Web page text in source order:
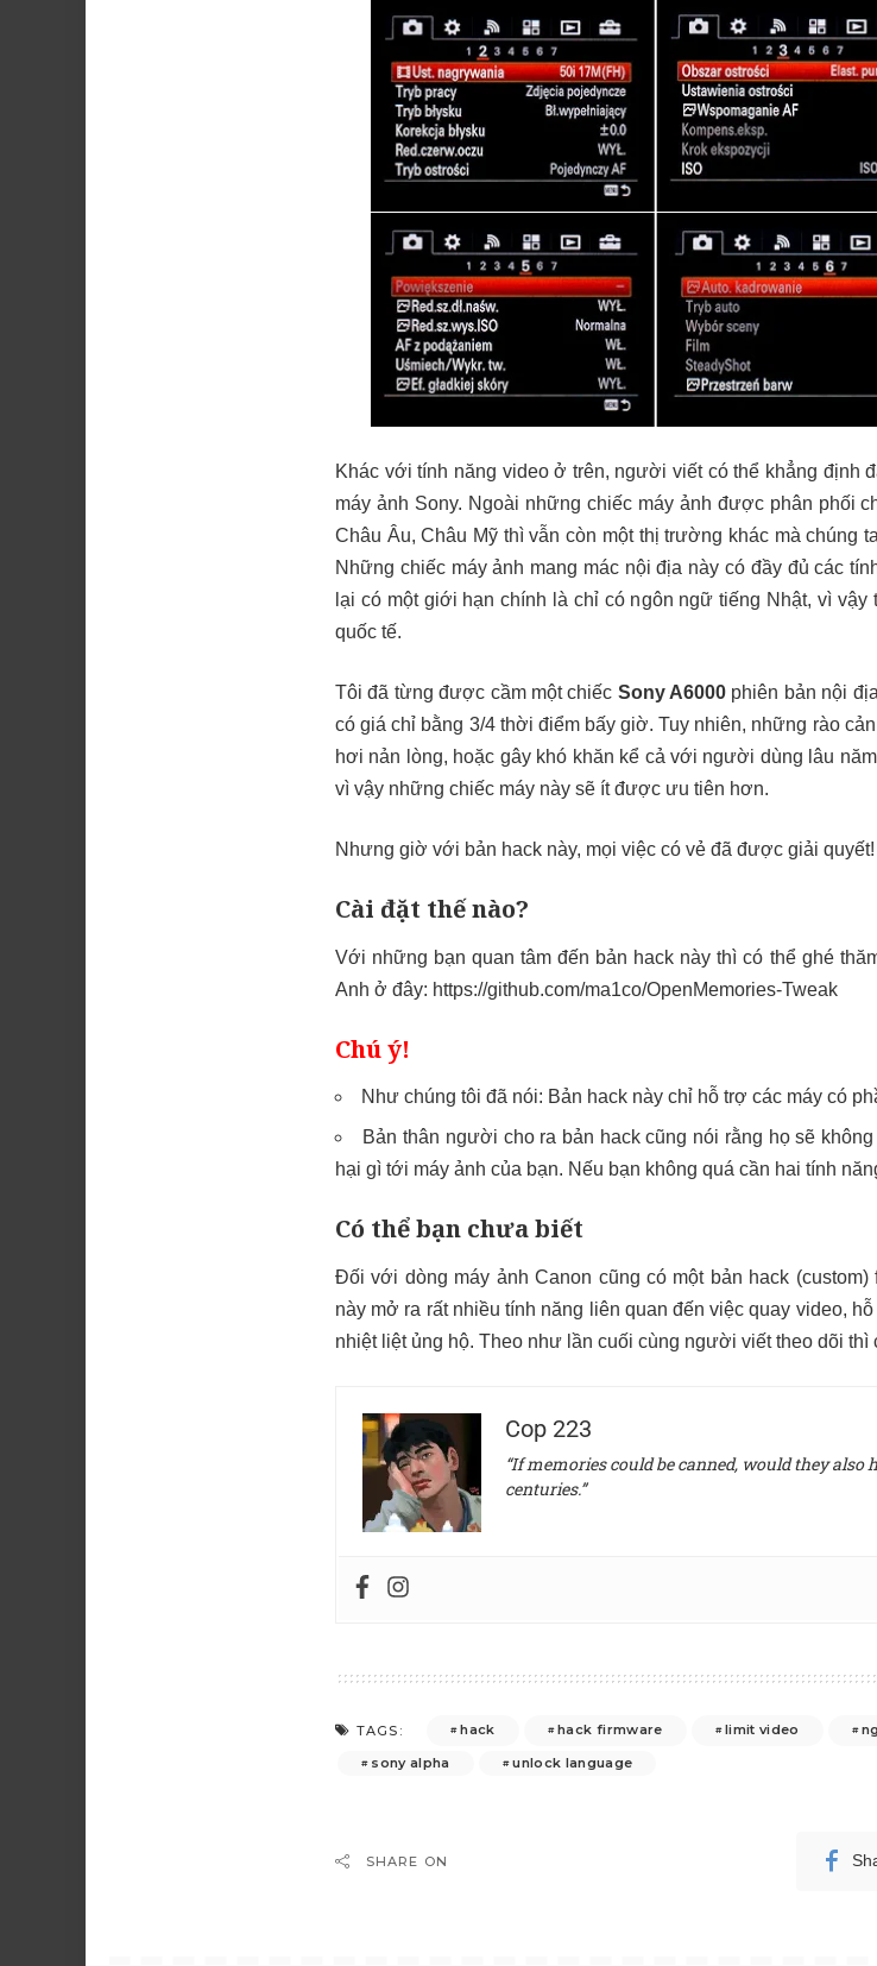
Khác với tính năng video ở trên, người viết có thể khẳng định
máy ảnh Sony. Ngoài những chiếc máy ảnh được phân phối
Châu Âu, Châu Mỹ thì vẫn còn một thị trường khác mà chúng
Những chiếc máy ảnh mang mác nội địa này có đầy đủ các
lại có một giới hạn chính là chỉ có ngôn ngữ tiếng Nhật, vì
quốc tế.
Tôi đã từng được cầm một chiếc Sony A6000 phiên bản nội
có giá chỉ bằng 3/4 thời điểm bấy giờ. Tuy nhiên, những rào
hơi nản lòng, hoặc gây khó khăn kể cả với người dùng lâu
vì vậy những chiếc máy này sẽ ít được ưu tiên hơn.
Nhưng giờ với bản hack này, mọi việc có vẻ đã được giải quyết!
Cài đặt thế nào?
Với những bạn quan tâm đến bản hack này thì có thể ghé
Anh ở đây: https://github.com/ma1co/OpenMemories-Tweak
Chú ý!
Như chúng tôi đã nói: Bản hack này chỉ hỗ trợ các máy có
Bản thân người cho ra bản hack cũng nói rằng họ sẽ
hại gì tới máy ảnh của bạn. Nếu bạn không quá cần hai tính
Có thể bạn chưa biết
Đối với dòng máy ảnh Canon cũng có một bản hack (custom)
này mở ra rất nhiều tính năng liên quan đến việc quay video,
nhiệt liệt ủng hộ. Theo như lần cuối cùng người viết theo dõi
Cop 223
“If memories could be canned, would they also
centuries.”
TAGS: hack hack firmware limit video
sony alpha
unlock language
SHARE ON